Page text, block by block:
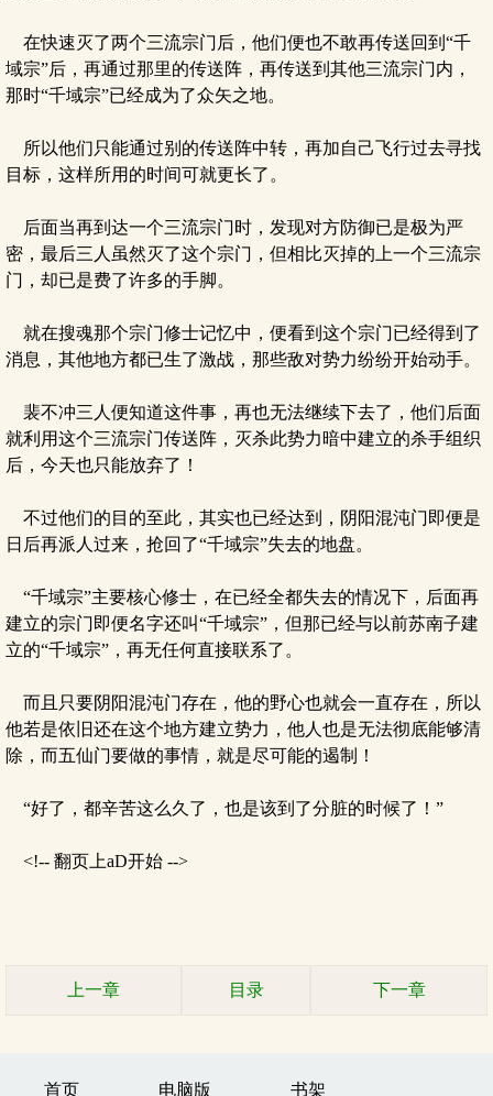
在快速灭了两个三流宗门后，他们便也不敢再传送回到“千
域宗”后，再通过那里的传送阵，再传送到其他三流宗门内，
那时“千域宗”已经成为了众矢之地。
所以他们只能通过别的传送阵中转，再加自己飞行过去寻找
目标，这样所用的时间可就更长了。
后面当再到达一个三流宗门时，发现对方防御已是极为严
密，最后三人虽然灭了这个宗门，但相比灭掉的上一个三流宗
门，却已是费了许多的手脚。
就在搜魂那个宗门修士记忆中，便看到这个宗门已经得到了
消息，其他地方都已生了激战，那些敌对势力纷纷开始动手。
裴不冲三人便知道这件事，再也无法继续下去了，他们后面
就利用这个三流宗门传送阵，灭杀此势力暗中建立的杀手组织
后，今天也只能放弃了！
不过他们的目的至此，其实也已经达到，阴阳混沌门即便是
日后再派人过来，抢回了“千域宗”失去的地盘。
“千域宗”主要核心修士，在已经全都失去的情况下，后面再
建立的宗门即便名字还叫“千域宗”，但那已经与以前苏南子建
立的“千域宗”，再无任何直接联系了。
而且只要阴阳混沌门存在，他的野心也就会一直存在，所以
他若是依旧还在这个地方建立势力，他人也是无法彻底能够清
除，而五仙门要做的事情，就是尽可能的遏制！
“好了，都辛苦这么久了，也是该到了分脏的时候了！”
<!-- 翻页上aD开始 -->
上一章 目录 下一章
首页 电脑版 书架